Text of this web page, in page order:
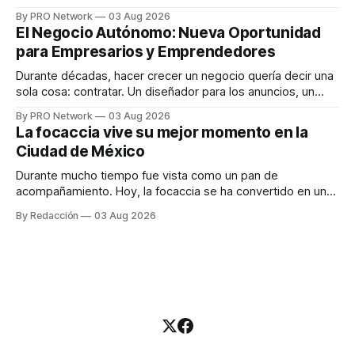
INTERIUS, el problema suele estar en otro lugar. Durante
una entrevista para el podcast SER PRO, el especialista en
marketing digital explicó que
By PRO Network 03 Aug 2026
El Negocio Autónomo: Nueva Oportunidad
para Empresarios y Emprendedores
Durante décadas, hacer crecer un negocio quería decir una
sola cosa: contratar. Un diseñador para los anuncios, un
para los textos, alguien que supiera de publicidad digital
para encontrar prospectos, un vendedor para atender
llamadas y mensajes, y —con suerte— una persona
By PRO Network 03 Aug 2026
La focaccia vive su mejor momento en la
Ciudad de México
Durante mucho tiempo fue vista como un pan de
acompañamiento. Hoy, la focaccia se ha convertido en uno
artesanal, ingredientes de calidad y experiencias que
By Redacción 03 Aug 2026